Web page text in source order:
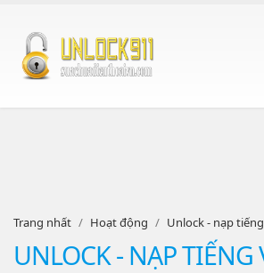
Trang nhất Hoạt động Unlock - nạp
UNLOCK - NẠP TIẾNG